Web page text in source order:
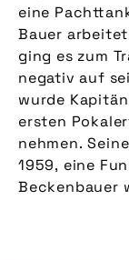
eine
Bauer
ging es zum
negativ auf
wurde
ersten
nehmen.
1959, eine
Beckenbauer